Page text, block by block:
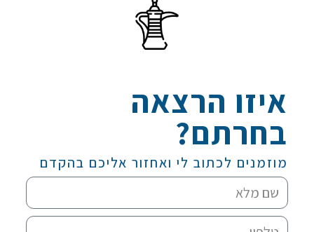
איזו הרצאה
בחרתם?
מוזמנים לכתוב לי ואחזור אליכם בהקדם